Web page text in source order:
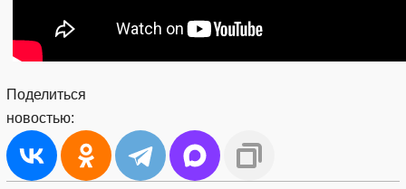
Поделиться
новостью: